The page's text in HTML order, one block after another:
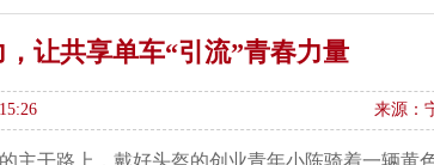
，让共享单车“引流”青春力量
来源：
干路上，戴好头盔的创业青年小陈骑着一辆黄